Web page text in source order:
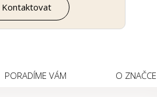
Kontaktovat
PORADÍME VÁM O ZNAČCE